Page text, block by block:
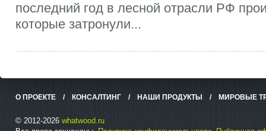
последний год в лесной отрасли РФ
которые затронули...
О ПРОЕКТЕ / КОНСАЛТИНГ / НАШИ ПРОДУКТЫ / МИРОВЫЕ
© 2012-2026 whatwood.ru